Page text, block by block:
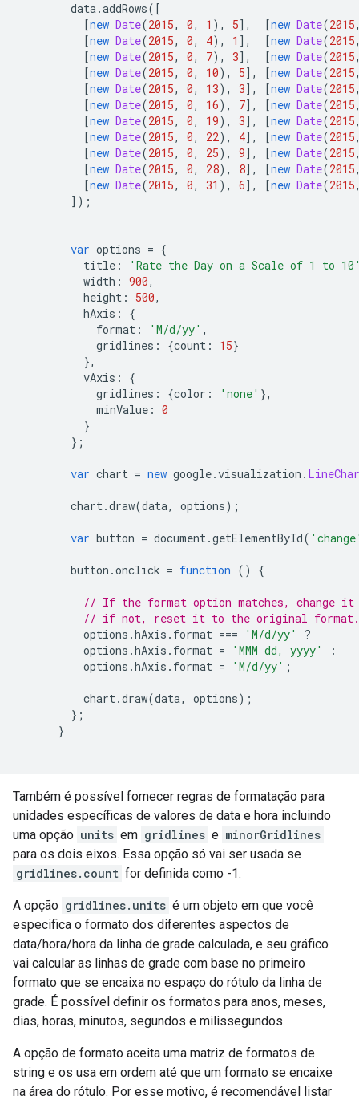
data.addRows([
[new Date(2015, 0, 1 ), 5], [new Date(2015
[new Date(2015, 0, 4), 1 ], [new Date(2015
[new Date(2015, 0, 7), 3], [new Date(2015
[new Date(2015, 0, 10), 5], [new Date(2015
[new Date(2015, 0, 13), 3], [new Date(2015
[new Date(2015, 0, 16), 7], [new Date(2015
[new Date(2015, 0, 19), 3], [new Date(2015
[new Date(2015, 0, 22), 4], [new Date(2015
[new Date(2015, 0, 25), 9], [new Date(2015
[new Date(2015, 0, 28), 8], [new Date(2015
[new Date(2015, 0, 31 ), 6], [new Date(2015
]);
var options = {
title :
'Rate the Day on a Scale of 1 to
width : 900,
height : 500,
hAxis :
{
format : 'M/d/yy' ,
gridlines : {count : 15}
},
vAxis :
{
gridlines : {color : 'none' },
minValue : 0
}
};
var chart = new google.visualization .
chart.draw(data, options);
var button = document.getElementById(
button .onclick = function () {
// If the format option matches, change it
// if not, reset it to the original format.
options .hAxis . format === 'M/d/yy'
?
options .hAxis . format = 'MMM dd, yyyy'
:
options .hAxis . format = 'M/d/yy' ;
chart.draw(data, options);
};
}
Também é possível fornecer regras de formatação para
unidades específicas de valores de data e hora incluindo
uma opção units em gridlines e minorGridlines
para os dois eixos. Essa opção só vai ser usada se
gridlines.count for definida como -1.
A opção gridlines.units é um objeto em que você
especifica o formato dos diferentes aspectos de
data/hora/hora da linha de grade calculada, e seu gráfico
vai calcular as linhas de grade com base no primeiro
formato que se encaixa no espaço do rótulo da linha de
grade. É possível definir os formatos para anos, meses,
dias, horas, minutos, segundos e milissegundos.
A opção de formato aceita uma matriz de formatos de
string e os usa em ordem até que um formato se encaixe
na área do rótulo. Por esse motivo, é recomendável listar